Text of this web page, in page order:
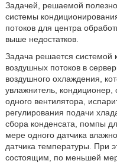
Задачей, решаемой
системы
потоков для центра
выше недостатков.
Задача решается системой
воздушных потоков в
воздушного охлаждения,
увлажнитель,
одного вентилятора,
регулирования подачи
сбора конденсата, помпы
мере одного датчика
датчика температуры. При
состоящим, по меньшей